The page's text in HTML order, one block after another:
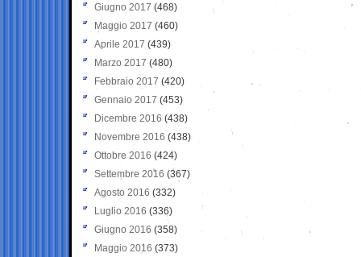
Giugno 2017 (468)
Maggio 2017 (460)
Aprile 2017 (439)
Marzo 2017 (480)
Febbraio 2017 (420)
Gennaio 2017 (453)
Dicembre 2016 (438)
Novembre 2016 (438)
Ottobre 2016 (424)
Settembre 2016 (367)
Agosto 2016 (332)
Luglio 2016 (336)
Giugno 2016 (358)
Maggio 2016 (373)